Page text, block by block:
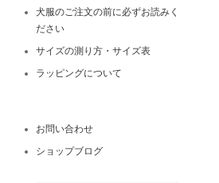
犬服のご注文の前に必ずお読みく
ださい
サイズの測り方・サイズ表
ラッピングについて
お問い合わせ
ショップブログ